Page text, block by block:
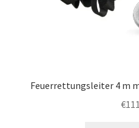
Feuerrettungsleiter 4 m
€